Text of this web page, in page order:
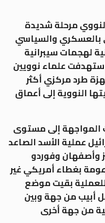
مرحلة شديدة
بالعسكري والسياسي
لهجمات سيبرانية
علماء نوويين
طرد مركزي أكثر
النووية إلى أعماق
2025 تصاعدت المواجهة إلى مستوى
عملية الأسد الصاعد
وأصفهان وفوردو
بغطاء أمريكي غير
للعملية بقيت موضع
أبيب من جهة وبين
من جهة أخرى